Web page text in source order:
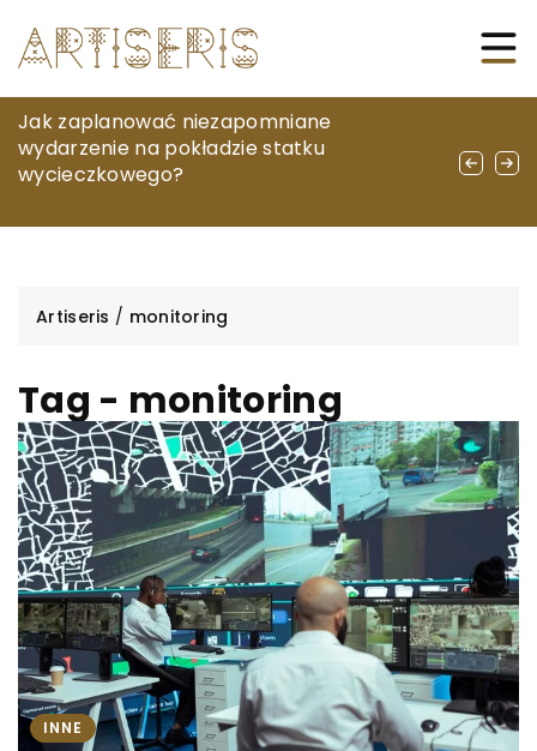
Jak wybrać odpowiednie materiały
wypełnieniowe do gabinetu
stomatologicznego?
Jak zaplanować niezapomniane
wydarzenie na pokładzie statku
wycieczkowego?
Jak wybrać idealny sejf do domu lub biura:
Praktyczny przewodnik po
zabezpieczeniach dokumentów i
Artiseris / monitoring
Tag - monitoring
INNE